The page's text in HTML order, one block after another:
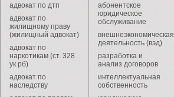
адвокат по дтп
адвокат по
жилищному праву
(жилищный адвокат)
адвокат по
наркотикам (ст. 328
ук рб)
адвокат по
наследству
абонентское
юридическое
обслуживание
внешнеэкономическая
деятельность (вэд)
разработка и
анализ договоров
интеллектуальная
собственность